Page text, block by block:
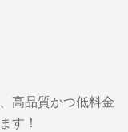
高品質かつ低料金
す！